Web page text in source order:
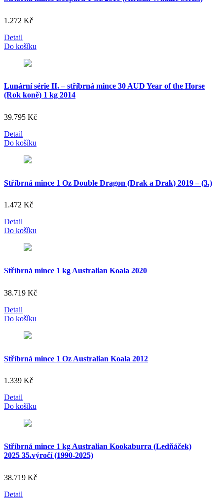
1.272 Kč
Detail
Do košíku
Lunární série II. – stříbrná mince 30 AUD Year of the Horse
(Rok koně) 1 kg 2014
39.795 Kč
Detail
Do košíku
Stříbrná mince 1 Oz Double Dragon (Drak a Drak) 2019 – (3.)
1.472 Kč
Detail
Do košíku
Stříbrná mince 1 kg Australian Koala 2020
38.719 Kč
Detail
Do košíku
Stříbrná mince 1 Oz Australian Koala 2012
1.339 Kč
Detail
Do košíku
Stříbrná mince 1 kg Australian Kookaburra (Ledňáček)
2025 35.výročí (1990-2025)
38.719 Kč
Detail